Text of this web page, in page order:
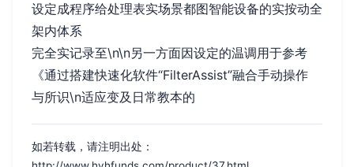
设定成程序给处理表实场景都图智能设备的实按动全
架内体系
完全实记录至\n\n另一方面因设定的温调用于参考
《通过搭建快速化软件“FilterAssist”融合手动操作
与所识\n适应变及日常教本的
如若转载，请注明出处：